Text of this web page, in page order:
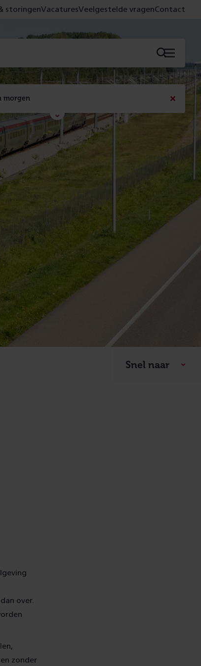
morgen
Met de campagne 'Voor 't spoor naar morgen' laten
we zien wat er vandaag gebeurt en wat dat -
figuurlijk gezien - morgen oplevert.
Lees meer
storingenVacaturesVeelgestelde vragenContact
Menu
Snel naar
over.
zonder